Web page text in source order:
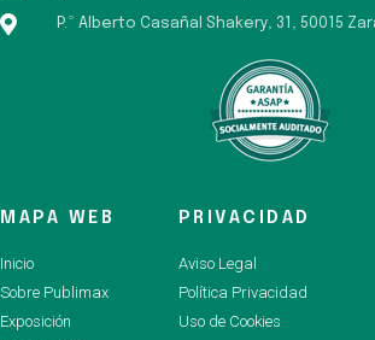
P.º Alberto Casañal Shakery, 31, 50015
MAPA WEB
Inicio
Sobre Publimax
Exposición
PRIVACIDAD
Aviso Legal
Política Privacidad
Uso de Cookies